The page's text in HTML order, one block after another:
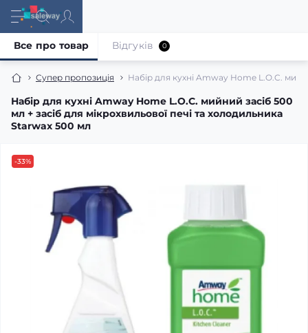
Супер пропозиція Набір для кухні Amway Home L.O.C.
Набір для кухні Amway Home L.O.C. мийний засіб 500
мл + засіб для мікрохвильової печі та холодильника
Starwax 500 мл
Все про товар Відгуків 0
-33%